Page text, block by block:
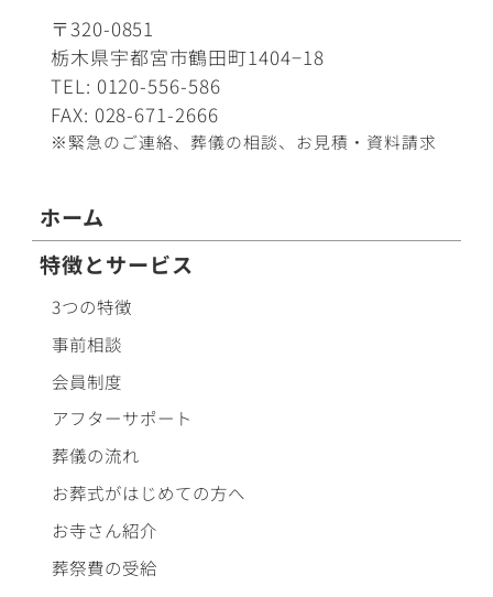
〒320-0851
栃木県宇都宮市鶴田町1404−18
TEL: 0120-556-586
FAX: 028-671-2666
※緊急のご連絡、葬儀の相談、 お見積・資料請求
ホーム
特徴とサービス
3つの特徴
事前相談
会員制度
アフターサポート
葬儀の流れ
お葬式がはじめての方へ
お寺さん紹介
葬祭費の受給